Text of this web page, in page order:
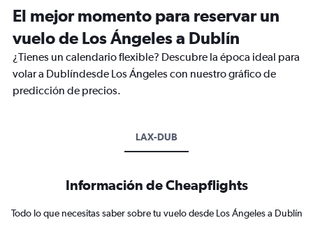
El mejor momento para reservar un
vuelo de Los Ángeles a Dublín
¿Tienes un calendario flexible? Descubre la época ideal para
volar a Dublíndesde Los Ángeles con nuestro gráfico de
predicción de precios.
LAX-DUB
Información de Cheapflights
Todo lo que necesitas saber sobre tu vuelo desde Los Ángeles a Dublín